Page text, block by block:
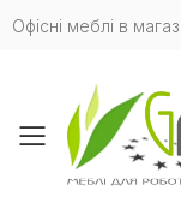
Офісні меблі в
Toggle